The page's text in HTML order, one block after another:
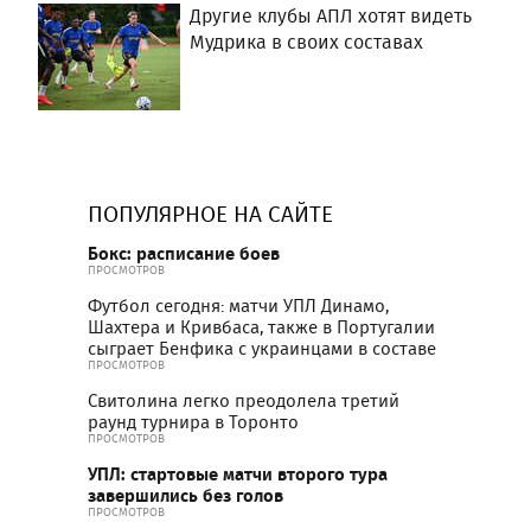
Другие клубы АПЛ хотят видеть
Мудрика в своих составах
ПОПУЛЯРНОЕ НА САЙТЕ
Бокс: расписание боев
ПРОСМОТРОВ
Футбол сегодня: матчи УПЛ Динамо,
Шахтера и Кривбаса, также в Португалии
сыграет Бенфика с украинцами в составе
ПРОСМОТРОВ
Свитолина легко преодолела третий
раунд турнира в Торонто
ПРОСМОТРОВ
УПЛ: стартовые матчи второго тура
завершились без голов
ПРОСМОТРОВ